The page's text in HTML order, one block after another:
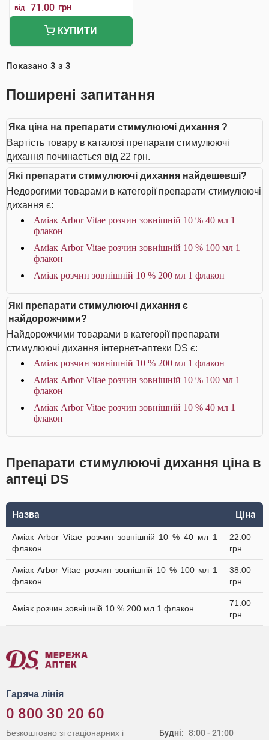
від 71.00 грн
КУПИТИ
Показано 3 з 3
Поширені запитання
Яка ціна на препарати стимулюючі дихання ?
Вартість товару в каталозі препарати стимулюючі
дихання починається від 22 грн.
Які препарати стимулюючі дихання найдешевші?
Недорогими товарами в категорії препарати стимулюючі
дихання є:
Аміак Arbor Vitae розчин зовнішній 10 % 40 мл 1
флакон
Аміак Arbor Vitae розчин зовнішній 10 % 100 мл 1
флакон
Аміак розчин зовнішній 10 % 200 мл 1 флакон
Які препарати стимулюючі дихання є
найдорожчими?
Найдорожчими товарами в категорії препарати
стимулюючі дихання інтернет-аптеки DS є:
Аміак розчин зовнішній 10 % 200 мл 1 флакон
Аміак Arbor Vitae розчин зовнішній 10 % 100 мл 1
флакон
Аміак Arbor Vitae розчин зовнішній 10 % 40 мл 1
флакон
Препарати стимулюючі дихання ціна в
аптеці DS
Назва Ціна
Аміак Arbor Vitae розчин зовнішній 10 % 40 мл 1
флакон
22.00
грн
Аміак Arbor Vitae розчин зовнішній 10 % 100 мл 1
флакон
38.00
грн
Аміак розчин зовнішній 10 % 200 мл 1 флакон
71.00
грн
Гаряча лінія
0 800 30 20 60
Будні: 8:00 - 21:00
Безкоштовно зі стаціонарних і